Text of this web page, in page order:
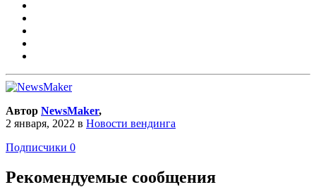
Автор NewsMaker,
2 января, 2022 в Новости вендинга
Подписчики 0
Рекомендуемые сообщения